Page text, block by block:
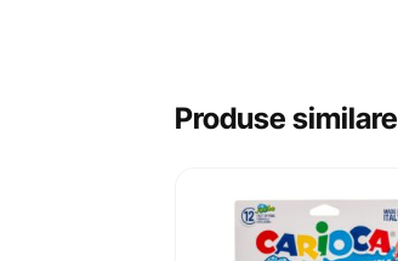
Produse similare